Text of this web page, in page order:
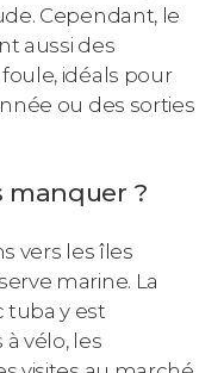
Cependant, le
aussi des
idéals pour
ou des sorties
manquer ?
vers les îles
marine. La
tuba y est
vélo, les